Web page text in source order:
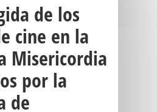
de los
cine en la
Misericordia
por la
de